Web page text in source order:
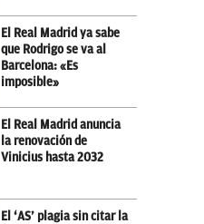
El Real Madrid ya sabe
que Rodrigo se va al
Barcelona: «Es
imposible»
El Real Madrid anuncia
la renovación de
Vinicius hasta 2032
El ‘AS’ plagia sin citar la